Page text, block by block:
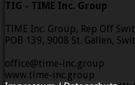
TIG - TIME Inc. Group
TIME Inc. Group, Rep Off
POB 139, 9008 St. Gallen,
office@time-inc.group
www.time-inc.group